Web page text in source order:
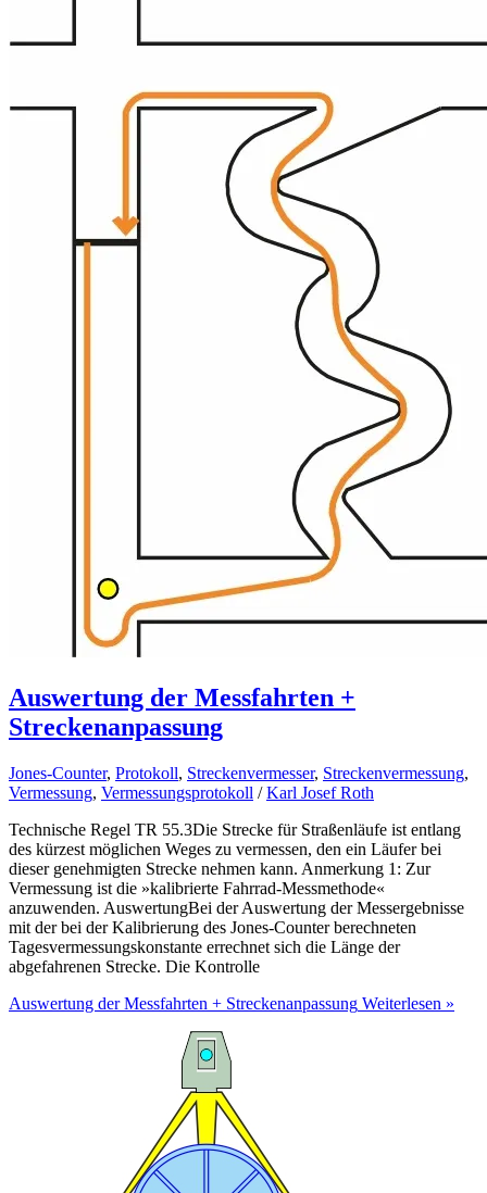
Auswertung der Messfahrten +
Streckenanpassung
Jones-Counter, Protokoll, Streckenvermesser, Streckenvermessung,
Vermessung, Vermessungsprotokoll /Karl Josef Roth
Technische Regel TR 55.3Die Strecke für Straßenläufe ist entlang
des kürzest möglichen Weges zu vermessen, den ein Läufer bei
dieser genehmigten Strecke nehmen kann. Anmerkung 1: Zur
Vermessung ist die »kalibrierte Fahrrad-Messmethode«
anzuwenden. AuswertungBei der Auswertung der Messergebnisse
mit der bei der Kalibrierung des Jones-Counter berechneten
Tagesvermessungskonstante errechnet sich die Länge der
abgefahrenen Strecke. Die Kontrolle
Auswertung der Messfahrten + Streckenanpassung Weiterlesen »